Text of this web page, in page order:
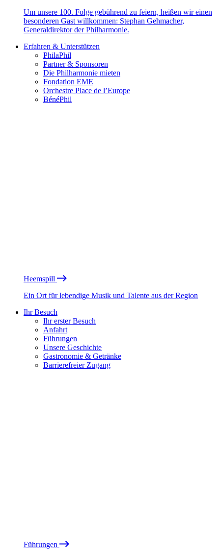
Um unsere 100. Folge gebührend zu feiern, heißen wir einen
besonderen Gast willkommen: Stephan Gehmacher,
Generaldirektor der Philharmonie.
Erfahren & Unterstützen
PhilaPhil
Partner & Sponsoren
Die Philharmonie mieten
Fondation EME
Orchestre Place de l’Europe
BénéPhil
Heemspill
Ein Ort für lebendige Musik und Talente aus der Region
Ihr Besuch
Ihr erster Besuch
Anfahrt
Führungen
Unsere Geschichte
Gastronomie & Getränke
Barrierefreier Zugang
Führungen